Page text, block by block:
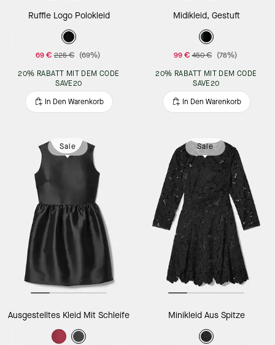
Ruffle Logo Polokleid
69 € 225 € (69%)
20% RABATT MIT DEM CODE
SAVE20
In Den Warenkorb
Midikleid, Gestuft
99 € 450 € (78%)
20% RABATT MIT DEM CODE
SAVE20
In Den Warenkorb
Sale
Ausgestelltes Kleid Mit Schleife
Sale
Minikleid Aus Spitze